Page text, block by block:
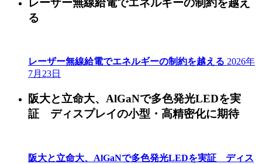
レーザー無線給電でエネルギーの制約を越え
る
レーザー無線給電でエネルギーの制約を越える 2026年
7月23日
阪大と立命大、AlGaNで多色発光LEDを実
証 ディスプレイの小型・高精密化に期待
阪大と立命大、AlGaNで多色発光LEDを実証 ディス